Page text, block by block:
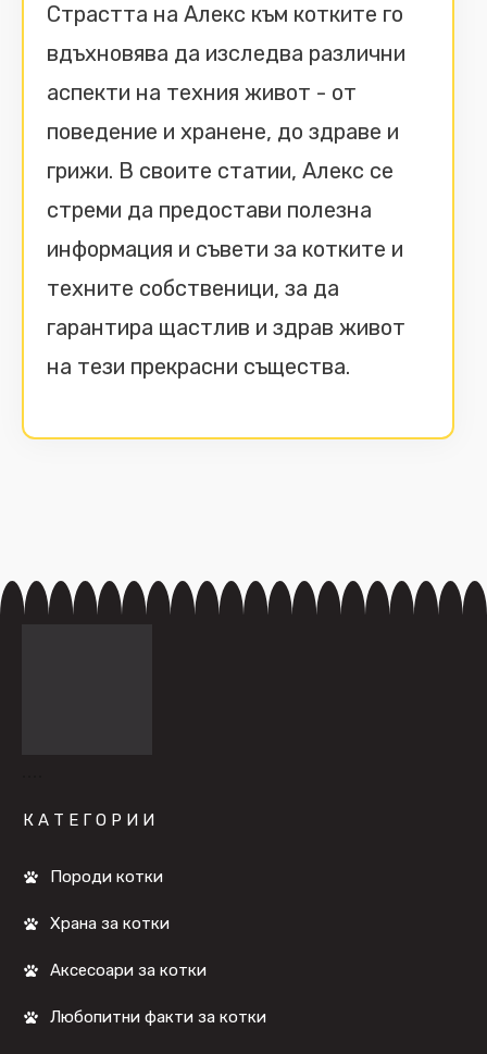
Страстта на Алекс към котките го
вдъхновява да изследва различни
аспекти на техния живот - от
поведение и хранене, до здраве и
грижи. В своите статии, Алекс се
стреми да предостави полезна
информация и съвети за котките и
техните собственици, за да
гарантира щастлив и здрав живот
на тези прекрасни същества.
КАТЕГОРИИ
Породи котки
Храна за котки
Аксесоари за котки
Любопитни факти за котки